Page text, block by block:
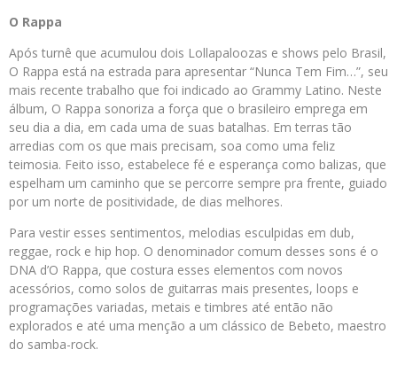
O Rappa
Após turnê que acumulou dois Lollapaloozas e shows pelo Brasil,
O Rappa está na estrada para apresentar “Nunca Tem Fim…”, seu
mais recente trabalho que foi indicado ao Grammy Latino. Neste
álbum, O Rappa sonoriza a força que o brasileiro emprega em
seu dia a dia, em cada uma de suas batalhas. Em terras tão
arredias com os que mais precisam, soa como uma feliz
teimosia. Feito isso, estabelece fé e esperança como balizas, que
espelham um caminho que se percorre sempre pra frente, guiado
por um norte de positividade, de dias melhores.
Para vestir esses sentimentos, melodias esculpidas em dub,
reggae, rock e hip hop. O denominador comum desses sons é o
DNA d’O Rappa, que costura esses elementos com novos
acessórios, como solos de guitarras mais presentes, loops e
programações variadas, metais e timbres até então não
explorados e até uma menção a um clássico de Bebeto, maestro
do samba-rock.